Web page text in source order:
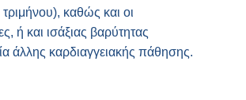
καθώς και οι
ή και ισάξιας βαρύτητας
άλλης καρδιαγγειακής πάθησης.